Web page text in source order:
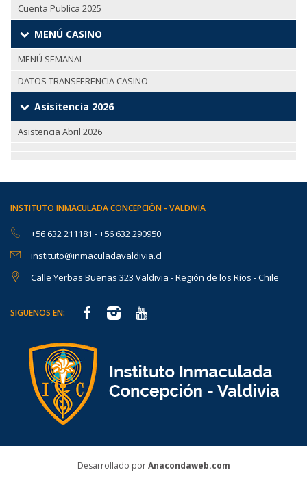
Cuenta Publica 2025
MENÚ CASINO
MENÚ SEMANAL
DATOS TRANSFERENCIA CASINO
Asisitencia 2026
Asistencia Abril 2026
INSTITUTO INMACULADA CONCEPCIÓN - VALDIVIA
+56 632 211181 -+56 632 290950
instituto@inmaculadavaldivia.cl
Calle Yerbas Buenas 323 Valdivia - Región de los Ríos - Chile
SIGUENOS EN:
Desarrollado porAnacondaweb.com